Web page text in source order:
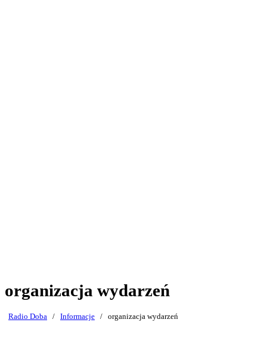
organizacja wydarzeń
Radio Doba / Informacje / organizacja wydarzeń